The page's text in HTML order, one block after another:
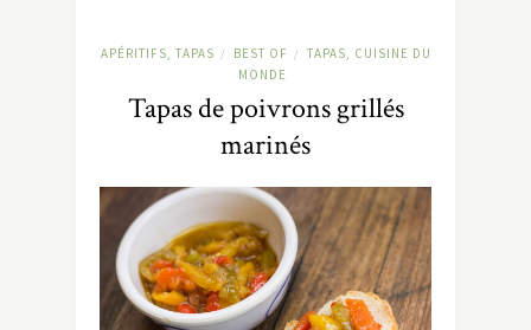
APÉRITIFS, TAPAS / BEST OF /
TAPAS, CUISINE DU
MONDE
Tapas de poivrons grillés
marinés